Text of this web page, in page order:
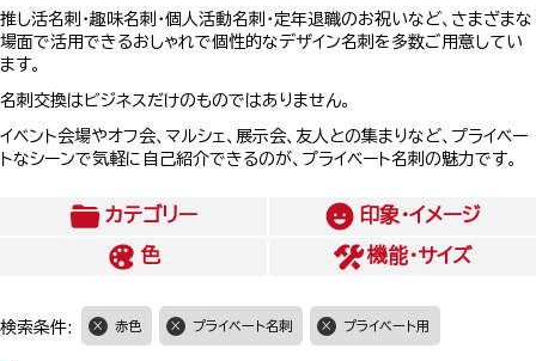
推し活名刺・趣味名刺・個人活動名刺・定年退職のお祝いなど、さまざまな
場面で活用できるおしゃれで個性的なデザイン名刺を多数ご用意してい
ます。
名刺交換はビジネスだけのものではありません。
イベント会場やオフ会、マルシェ、展示会、友人との集まりなど、プライベー
トなシーンで気軽に自己紹介できるのが、プライベート名刺の魅力です。
カテゴリー
印象・イメージ
色
機能・サイズ
検索条件: 赤色 プライベート名刺 プライベート用